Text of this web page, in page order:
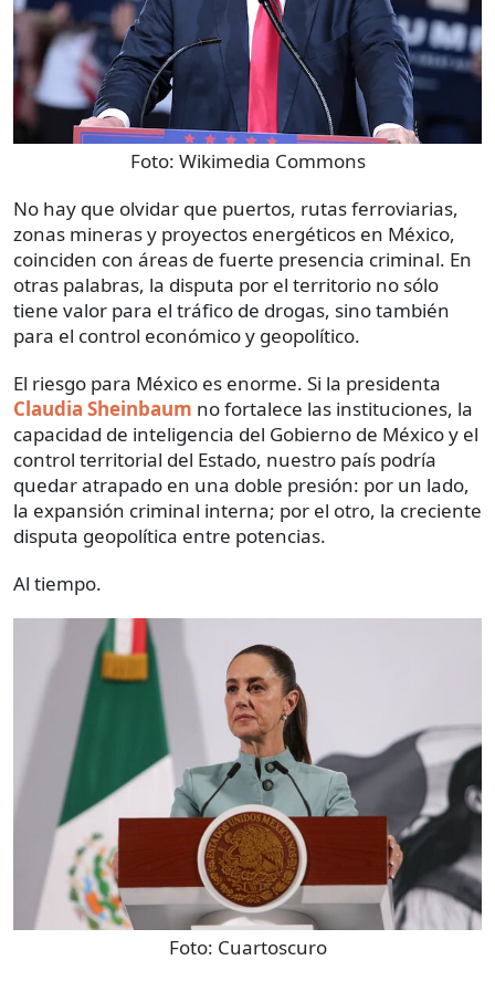
Foto: Wikimedia Commons
No hay que olvidar que puertos, rutas ferroviarias,
zonas mineras y proyectos energéticos en México,
coinciden con áreas de fuerte presencia criminal. En
otras palabras, la disputa por el territorio no sólo
tiene valor para el tráfico de drogas, sino también
para el control económico y geopolítico.
El riesgo para México es enorme. Si la presidenta
Claudia Sheinbaum no fortalece las instituciones, la
capacidad de inteligencia del Gobierno de México y el
control territorial del Estado, nuestro país podría
quedar atrapado en una doble presión: por un lado,
la expansión criminal interna; por el otro, la creciente
disputa geopolítica entre potencias.
Al tiempo.
Foto: Cuartoscuro